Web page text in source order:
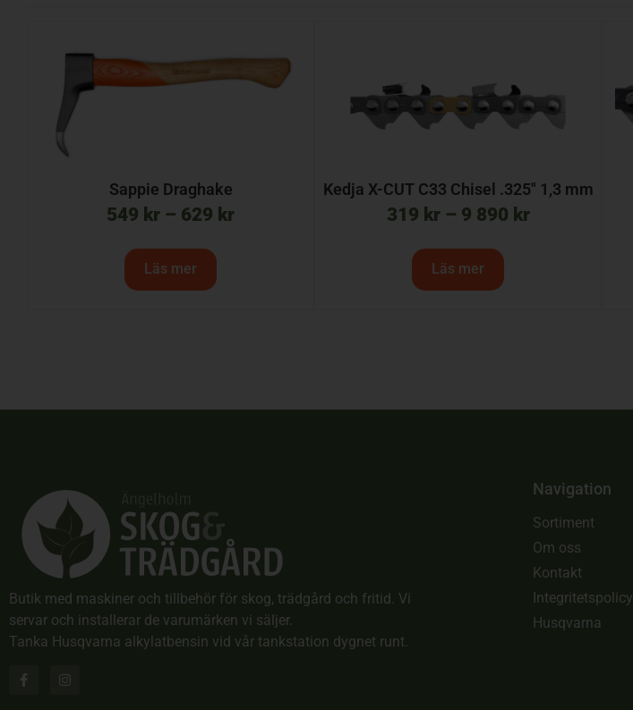
Sappie Draghake
549 kr – 629 kr
Läs mer
Kedja X-CUT C33 Chisel .325″ 1,3 mm
319 kr – 9 890 kr
Läs mer
Butik med maskiner och tillbehör för skog, trädgård och fritid. Vi
servar och installerar de varumärken vi säljer.
Tanka Husqvarna alkylatbensin vid vår tankstation dygnet runt.
Navigation
Sortiment
Om oss
Kontakt
Integritetspolicy
Husqvarna